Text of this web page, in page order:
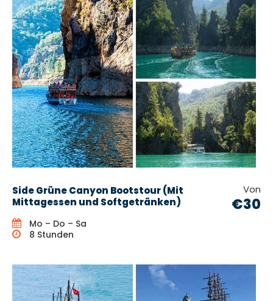
Side Grüne Canyon Bootstour (Mit
Mittagessen und Softgetränken)
Von
€30
Mo – Do – Sa
8 Stunden